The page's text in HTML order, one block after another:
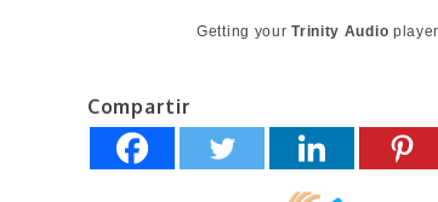
Getting yourTrinity Audio
Compartir